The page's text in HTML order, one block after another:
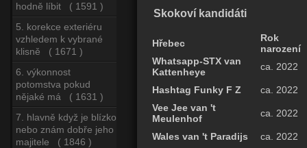
hodně líbit ( 1591 )
5. korekce exteriéru
vzhledem k vybrané
klisně ( 1671 )
6. výkonnost
potomstva pokud
nějaké má ( 1631 )
7. hlavně když je blízko
nebo znám dobře jeho
majitele ( 1846 )
Skokoví kandidáti
Hřebec
Rok
narození
Whatsapp-STX van
Kattenheye
ca. 2022
Hashtag Funky F Z
ca. 2022
Vee Jee van 't
Meulenhof
ca. 2022
Wales van 't Paradijs
ca. 2022